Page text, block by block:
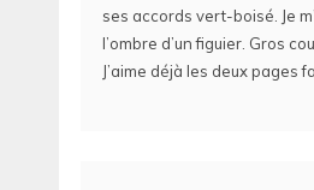
ses accords vert-boisé. Je
l’ombre d’un figuier. Gros
J’aime déjà les deux pages